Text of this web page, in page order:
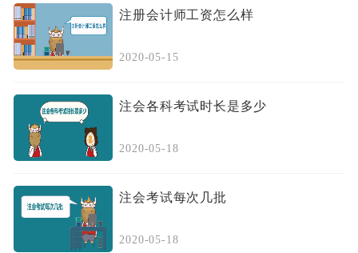
（三）具有高等专科以上学校毕业学历，或者
具有会计或者相关专业中级以上技术职称。
同时符合下列条件的中国公民，可以申请参加
注册会计师全国统一考试综合阶段考试。
（一）具有完全民事行为能力；
（二）已取得注册会计师全国统一考试专业阶
段考试合格证。
注册会计师工资怎么样
2020-05-15
注会各科考试时长是多少
2020-05-18
注会考试每次几批
2020-05-18